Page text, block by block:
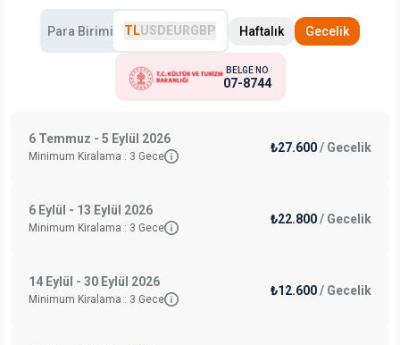
Para Birimi TLUSD EURGBP Haftalık Gecelik
BELGE NO
07-8744
6 Temmuz - 5 Eylül 2026
Minimum Kiralama : 3 Gece
₺27.600/ Gecelik
6 Eylül - 13 Eylül 2026
Minimum Kiralama : 3 Gece
₺22.800/ Gecelik
14 Eylül - 30 Eylül 2026
Minimum Kiralama : 3 Gece
₺12.600/ Gecelik